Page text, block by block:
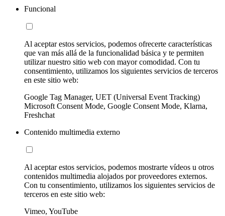
Funcional
Al aceptar estos servicios, podemos ofrecerte características
que van más allá de la funcionalidad básica y te permiten
utilizar nuestro sitio web con mayor comodidad. Con tu
consentimiento, utilizamos los siguientes servicios de terceros
en este sitio web:
Google Tag Manager, UET (Universal Event Tracking)
Microsoft Consent Mode, Google Consent Mode, Klarna,
Freshchat
Contenido multimedia externo
Al aceptar estos servicios, podemos mostrarte vídeos u otros
contenidos multimedia alojados por proveedores externos.
Con tu consentimiento, utilizamos los siguientes servicios de
terceros en este sitio web:
Vimeo, YouTube